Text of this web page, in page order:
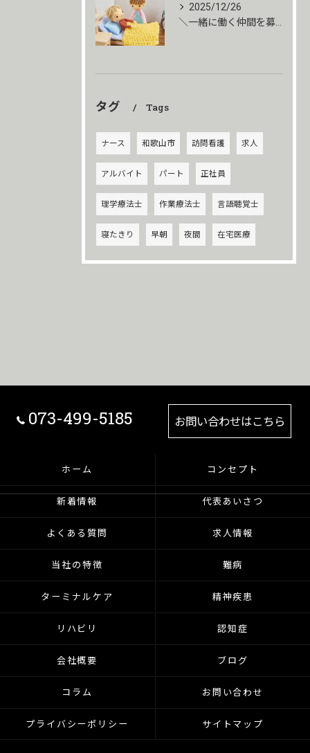
2025/12/26
タグ Tags
ナース 和歌山市 訪問看護 求人
アルバイト パート 正社員
理学療法士 作業療法士 言語聴覚士
寝たきり 早朝 夜間 在宅医療
073-499-5185 お問い合わせはこちら
ホーム コンセプト
新着情報 代表あいさつ
よくある質問 求人情報
当社の特徴 難病
ターミナルケア 精神疾患
リハビリ 認知症
会社概要 ブログ
コラム お問い合わせ
プライバシーポリシー サイトマップ